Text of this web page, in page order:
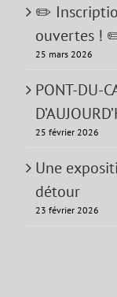
✏️
ouvertes !
25 mars 2026
PONT-DU-
25 février 2026
Une
détour
23 février 2026